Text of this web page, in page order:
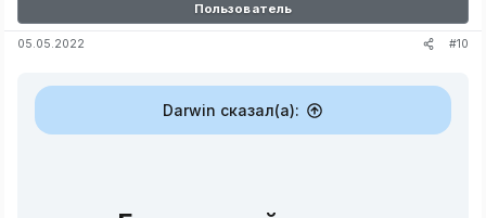
Пользователь
05.05.2022 #10
Darwin сказал(а):